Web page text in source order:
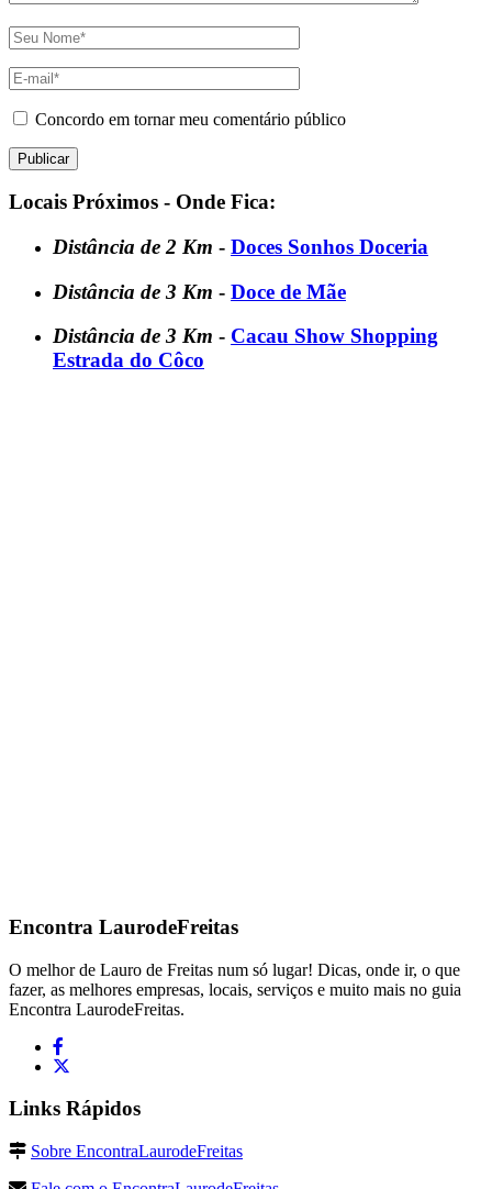
Concordo em tornar meu comentário público
Locais Próximos - Onde Fica:
Distância de 2 Km - Doces Sonhos Doceria
Distância de 3 Km - Doce de Mãe
Distância de 3 Km - Cacau Show Shopping
Estrada do Côco
Encontra LaurodeFreitas
O melhor de Lauro de Freitas num só lugar! Dicas, onde ir, o que
fazer, as melhores empresas, locais, serviços e muito mais no guia
Encontra LaurodeFreitas.
Links Rápidos
Sobre EncontraLaurodeFreitas